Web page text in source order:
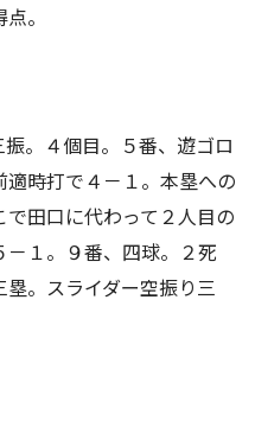
。
。４個目。５番、遊ゴロ
時打で４－１。本塁への
田口に代わって２人目の
１。９番、四球。２死
。スライダー空振り三